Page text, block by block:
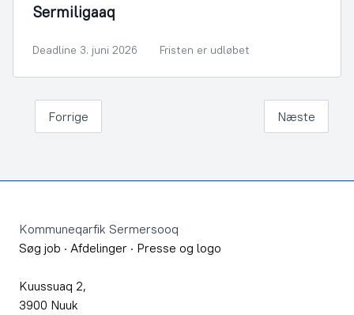
Sermiligaaq
Deadline 3. juni 2026 Fristen er udløbet
Forrige Næste
Kommuneqarfik Sermersooq
Søg job · Afdelinger · Presse og logo
Kuussuaq 2,
3900 Nuuk